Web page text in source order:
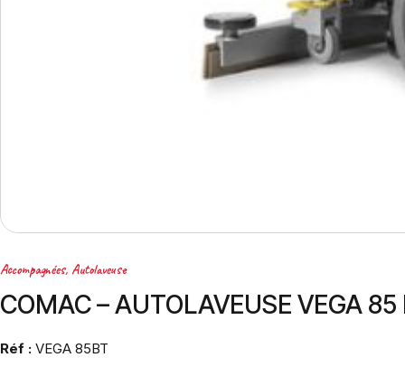
Accompagnées, Autolaveuse
COMAC – AUTOLAVEUSE VEGA 85
Réf : VEGA 85BT